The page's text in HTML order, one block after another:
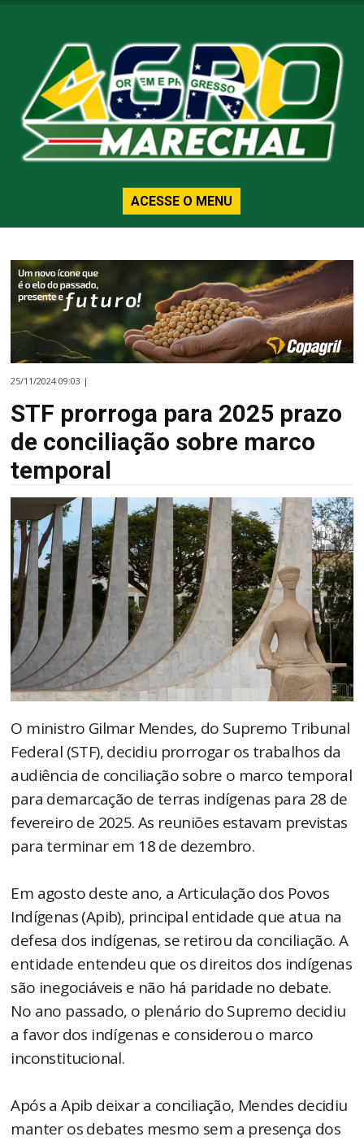
ACESSE O MENU
25/11/2024 09:03 |
STF prorroga para 2025 prazo
de conciliação sobre marco
temporal
O ministro Gilmar Mendes, do Supremo Tribunal
Federal (STF), decidiu prorrogar os trabalhos da
audiência de conciliação sobre o marco temporal
para demarcação de terras indígenas para 28 de
fevereiro de 2025. As reuniões estavam previstas
para terminar em 18 de dezembro.
Em agosto deste ano, a Articulação dos Povos
Indígenas (Apib), principal entidade que atua na
defesa dos indígenas, se retirou da conciliação. A
entidade entendeu que os direitos dos indígenas
são inegociáveis e não há paridade no debate.
No ano passado, o plenário do Supremo decidiu
a favor dos indígenas e considerou o marco
inconstitucional.
Após a Apib deixar a conciliação, Mendes decidiu
manter os debates mesmo sem a presença dos